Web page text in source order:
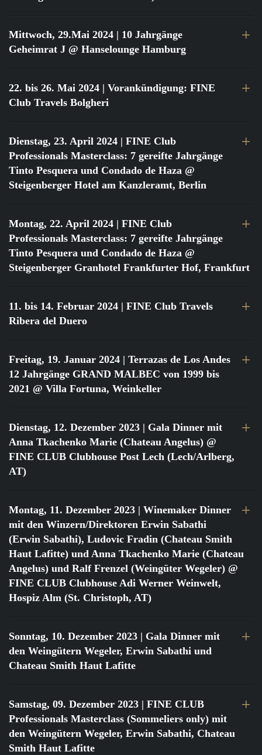
Mittwoch, 29.Mai 2024 | 10 Jahrgänge
Geheimrat J @ Hanselounge Hamburg
22. bis 26. Mai 2024 | Vorankündigung: FINE
Club Travels Bolgheri
Dienstag, 23. April 2024 | FINE Club
Professionals Masterclass: 7 gereifte Jahrgänge
Tinto Pesquera und Condado de Haza @
Steigenberger Hotel am Kanzleramt, Berlin
Montag, 22. April 2024 | FINE Club
Professionals Masterclass: 7 gereifte Jahrgänge
Tinto Pesquera und Condado de Haza @
Steigenberger Granhotel Frankfurter Hof, Frankfurt
11. bis 14. Februar 2024 | FINE Club Travels
Ribera del Duero
Freitag, 19. Januar 2024 | Terrazas de Los Andes
12 Jahrgänge GRAND MALBEC von 1999 bis
2021 @ Villa Fortuna, Weinkeller
Dienstag, 12. Dezember 2023 | Gala Dinner mit
Anna Tkachenko Marie (Chateau Angelus) @
FINE CLUB Clubhouse Post Lech (Lech/Arlberg,
AT)
Montag, 11. Dezember 2023 | Winemaker Dinner
mit den Winzern/Direktoren Erwin Sabathi
(Erwin Sabathi), Ludovic Fradin (Chateau Smith
Haut Lafitte) und Anna Tkachenko Marie (Chateau
Angelus) und Ralf Frenzel (Weingüter Wegeler) @
FINE CLUB Clubhouse Adi Werner Weinwelt,
Hospiz Alm (St. Christoph, AT)
Sonntag, 10. Dezember 2023 | Gala Dinner mit
den Weingütern Wegeler, Erwin Sabathi und
Chateau Smith Haut Lafitte
Samstag, 09. Dezember 2023 | FINE CLUB
Professionals Masterclass (Sommeliers only) mit
den Weingütern Wegeler, Erwin Sabathi, Chateau
Smith Haut Lafitte